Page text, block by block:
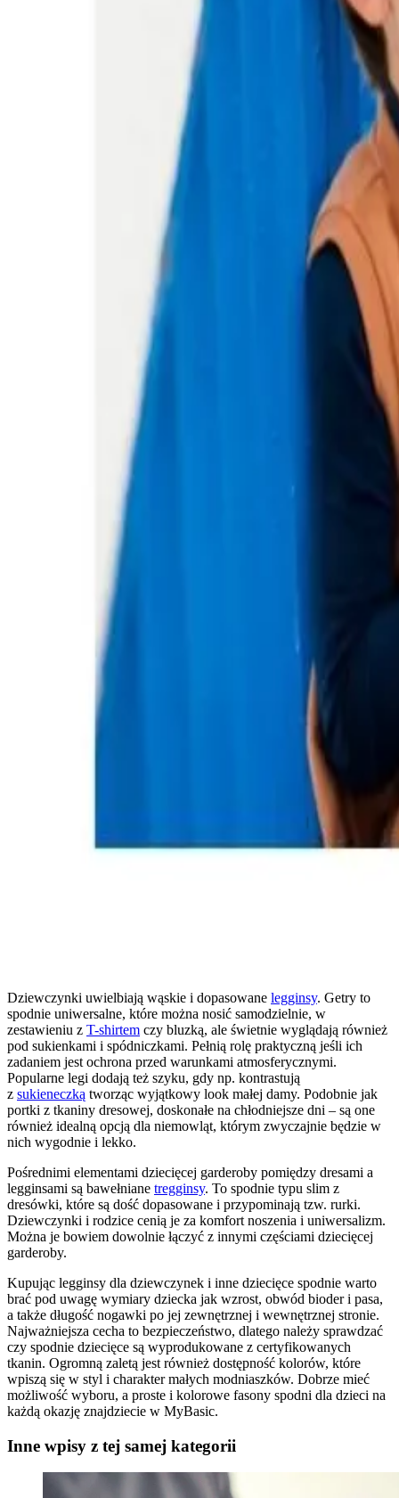
Dziewczynki uwielbiają wąskie i dopasowane legginsy. Getry to
spodnie uniwersalne, które można nosić samodzielnie, w
zestawieniu z T-shirtem czy bluzką, ale świetnie wyglądają również
pod sukienkami i spódniczkami. Pełnią rolę praktyczną jeśli ich
zadaniem jest ochrona przed warunkami atmosferycznymi.
Popularne legi dodają też szyku, gdy np. kontrastują
z sukieneczką tworząc wyjątkowy look małej damy. Podobnie jak
portki z tkaniny dresowej, doskonałe na chłodniejsze dni – są one
również idealną opcją dla niemowląt, którym zwyczajnie będzie w
nich wygodnie i lekko.
Pośrednimi elementami dziecięcej garderoby pomiędzy dresami a
legginsami są bawełniane tregginsy. To spodnie typu slim z
dresówki, które są dość dopasowane i przypominają tzw. rurki.
Dziewczynki i rodzice cenią je za komfort noszenia i uniwersalizm.
Można je bowiem dowolnie łączyć z innymi częściami dziecięcej
garderoby.
Kupując legginsy dla dziewczynek i inne dziecięce spodnie warto
brać pod uwagę wymiary dziecka jak wzrost, obwód bioder i pasa,
a także długość nogawki po jej zewnętrznej i wewnętrznej stronie.
Najważniejsza cecha to bezpieczeństwo, dlatego należy sprawdzać
czy spodnie dziecięce są wyprodukowane z certyfikowanych
tkanin. Ogromną zaletą jest również dostępność kolorów, które
wpiszą się w styl i charakter małych modniaszków. Dobrze mieć
możliwość wyboru, a proste i kolorowe fasony spodni dla dzieci na
każdą okazję znajdziecie w MyBasic.
Inne wpisy z tej samej kategorii